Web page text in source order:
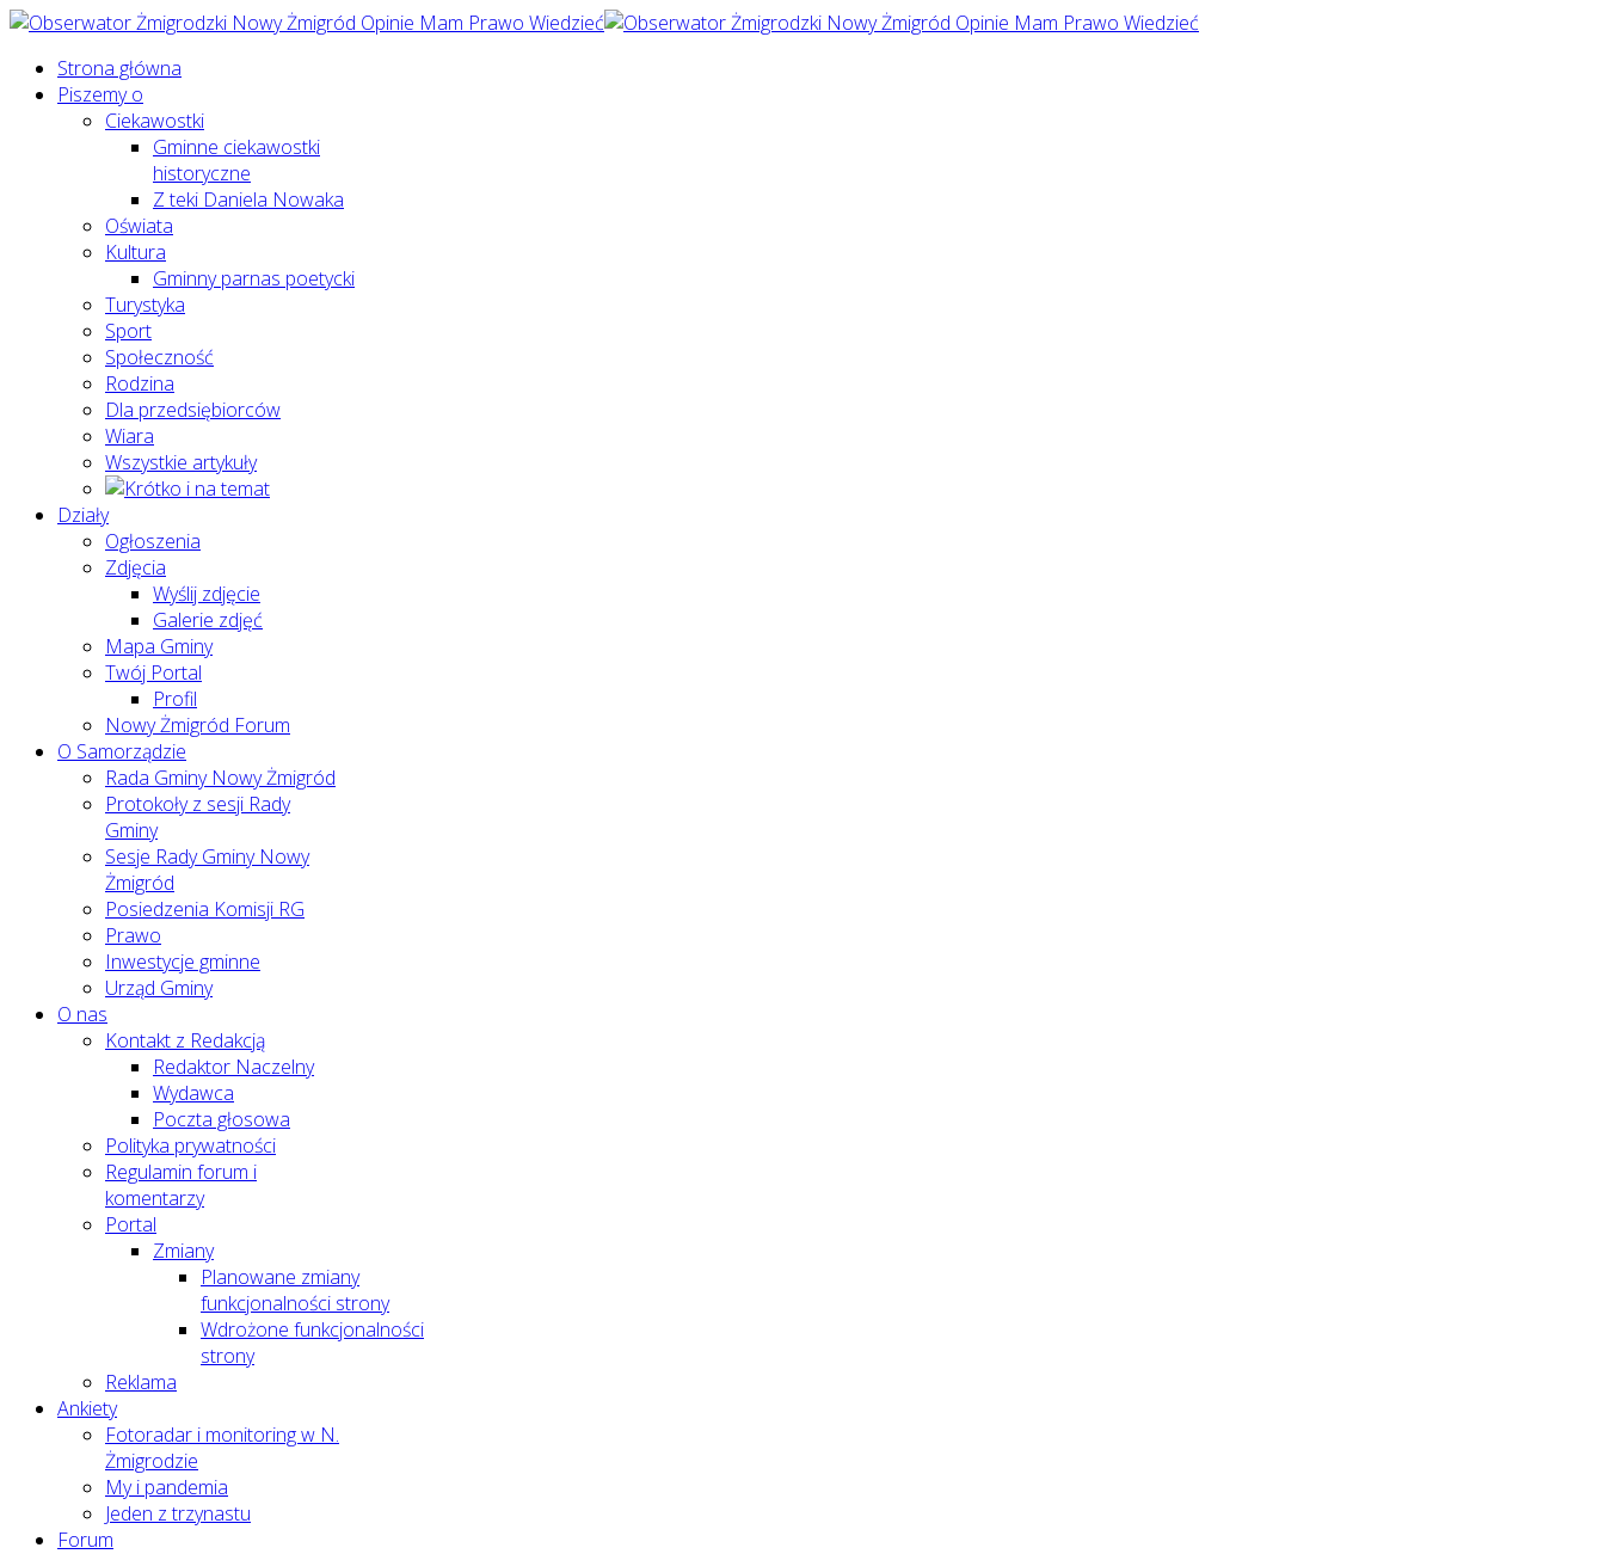
Strona główna
Piszemy o
Ciekawostki
Gminne ciekawostki
historyczne
Z teki Daniela Nowaka
Oświata
Kultura
Gminny parnas poetycki
Turystyka
Sport
Społeczność
Rodzina
Dla przedsiębiorców
Wiara
Wszystkie artykuły
Działy
Ogłoszenia
Zdjęcia
Wyślij zdjęcie
Galerie zdjęć
Mapa Gminy
Twój Portal
Profil
Nowy Żmigród Forum
O Samorządzie
Rada Gminy Nowy Żmigród
Protokoły z sesji Rady
Gminy
Sesje Rady Gminy Nowy
Żmigród
Posiedzenia Komisji RG
Prawo
Inwestycje gminne
Urząd Gminy
O nas
Kontakt z Redakcją
Redaktor Naczelny
Wydawca
Poczta głosowa
Polityka prywatności
Regulamin forum i
komentarzy
Portal
Zmiany
Planowane zmiany
funkcjonalności strony
Wdrożone funkcjonalności
strony
Reklama
Ankiety
Fotoradar i monitoring w N.
Żmigrodzie
My i pandemia
Jeden z trzynastu
Forum